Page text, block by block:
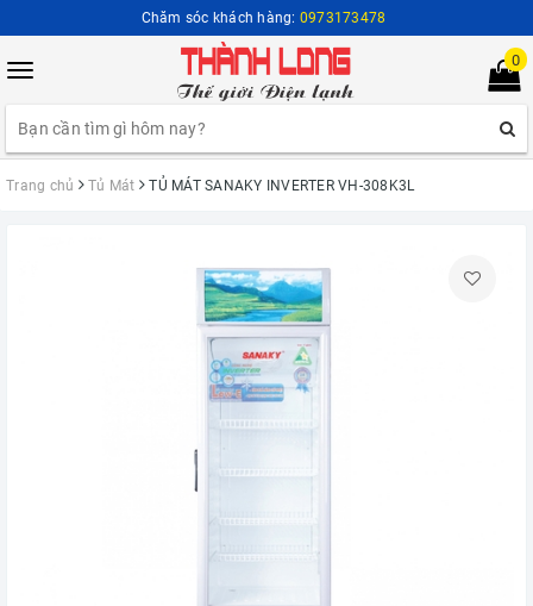
Chăm sóc khách hàng: 0973173478
Toggle
0
Trang chủ Tủ Mát TỦ MÁT SANAKY INVERTER VH-308K3L